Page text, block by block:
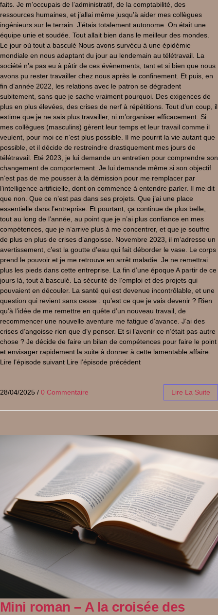
faits. Je m’occupais de l’administratif, de la comptabilité, des
ressources humaines, et j’allai même jusqu’à aider mes collègues
ingénieurs sur le terrain. J’étais totalement autonome. On était une
équipe unie et soudée. Tout allait bien dans le meilleur des mondes.
Le jour où tout a basculé Nous avons survécu à une épidémie
mondiale en nous adaptant du jour au lendemain au télétravail. La
société n’a pas eu à pâtir de ces évènements, tant et si bien que nous
avons pu rester travailler chez nous après le confinement. Et puis, en
fin d’année 2022, les relations avec le patron se dégradent
subitement, sans que je sache vraiment pourquoi. Des exigences de
plus en plus élevées, des crises de nerf à répétitions. Tout d’un coup, il
estime que je ne sais plus travailler, ni m’organiser efficacement. Si
mes collègues (masculins) gèrent leur temps et leur travail comme il
veulent, pour moi ce n’est plus possible. Il me pourrit la vie autant que
possible, et il décide de restreindre drastiquement mes jours de
télétravail. Eté 2023, je lui demande un entretien pour comprendre son
changement de comportement. Je lui demande même si son objectif
n’est pas de me pousser à la démission pour me remplacer par
l’intelligence artificielle, dont on commence à entendre parler. Il me dit
que non. Que ce n’est pas dans ses projets. Que j’ai une place
essentielle dans l’entreprise. Et pourtant, ça continue de plus belle,
tout au long de l’année, au point que je n’ai plus confiance en mes
compétences, que je n’arrive plus à me concentrer, et que je souffre
de plus en plus de crises d’angoisse. Novembre 2023, il m’adresse un
avertissement, c’est la goutte d’eau qui fait déborder le vase. Le corps
prend le pouvoir et je me retrouve en arrêt maladie. Je ne remettrai
plus les pieds dans cette entreprise. La fin d’une époque A partir de ce
jours là, tout à basculé. La sécurité de l’emploi et des projets qui
pouvaient en découler. La santé qui est devenue incontrôlable, et une
question qui revient sans cesse : qu’est ce que je vais devenir ? Rien
qu’à l’idée de me remettre en quête d’un nouveau travail, de
recommencer une nouvelle aventure me fatigue d’avance. J’ai des
crises d’angoisse rien que d’y penser. Et si l’avenir ce n’était pas autre
chose ? Je décide de faire un bilan de compétences pour faire le point
et envisager rapidement la suite à donner à cette lamentable affaire.
Lire l’épisode suivant Lire l’épisode précédent
28/04/2025 / 0 Commentaire Lire La Suite
Mini roman – A la croisée des